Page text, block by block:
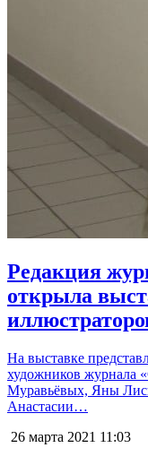
Редакция
открыла
На выставке
художников журнала
Муравьёвых, Яны
Анастасии…
26 марта 2021 11:03